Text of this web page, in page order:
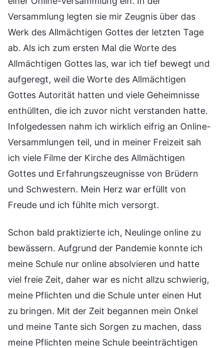
Versammlung legten sie mir Zeugnis über das
Werk des Allmächtigen Gottes der letzten Tage
ab. Als ich zum ersten Mal die Worte des
Allmächtigen Gottes las, war ich tief bewegt und
aufgeregt, weil die Worte des Allmächtigen
Gottes Autorität hatten und viele Geheimnisse
enthüllten, die ich zuvor nicht verstanden hatte.
Infolgedessen nahm ich wirklich eifrig an Online-
Versammlungen teil, und in meiner Freizeit sah
ich viele Filme der Kirche des Allmächtigen
Gottes und Erfahrungszeugnisse von Brüdern
und Schwestern. Mein Herz war erfüllt von
Freude und ich fühlte mich versorgt.
Schon bald praktizierte ich, Neulinge online zu
bewässern. Aufgrund der Pandemie konnte ich
meine Schule nur online absolvieren und hatte
viel freie Zeit, daher war es nicht allzu schwierig,
meine Pflichten und die Schule unter einen Hut
zu bringen. Mit der Zeit begannen mein Onkel
und meine Tante sich Sorgen zu machen, dass
meine Pflichten meine Schule beeinträchtigen